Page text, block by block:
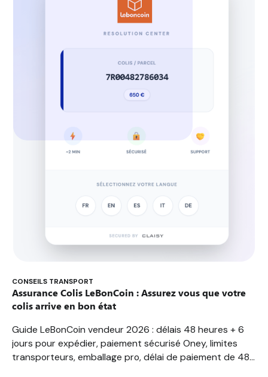
CONSEILS TRANSPORT
Assurance Colis LeBonCoin : Assurez vous que votre
colis arrive en bon état
Guide LeBonCoin vendeur 2026 : délais 48 heures + 6
jours pour expédier, paiement sécurisé Oney, limites
transporteurs, emballage pro, délai de paiement de 48h